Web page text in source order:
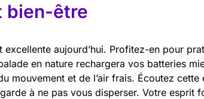
bien-être
excellente aujourd’hui. Profitez-en pour
en nature rechargera vos batteries
mouvement et de l’air frais. Écoutez
à ne pas vous disperser. Votre esprit